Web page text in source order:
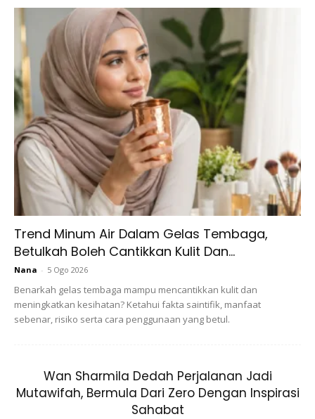
Seperti yang kita maklum, Krisdayanti dilantik sebagai Duta
Donor Darah Dewan Perwakilan Rakyat Indonesia pada 24
November 2021. Menjalankan amanat sebagai Duta Donor
tanggungjawab. untuk menggerakkan hati orang ramai
untuk menderma.
Trend Minum Air Dalam Gelas Tembaga,
Betulkah Boleh Cantikkan Kulit Dan...
Nana - 5 Ogo 2026
Benarkah gelas tembaga mampu mencantikkan kulit dan
meningkatkan kesihatan? Ketahui fakta saintifik, manfaat
sebenar, risiko serta cara penggunaan yang betul.
Wan Sharmila Dedah Perjalanan Jadi
Mutawifah, Bermula Dari Zero Dengan Inspirasi
Sahabat